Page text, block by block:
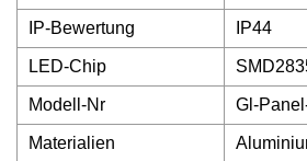
IP-Bewertung IP44
LED-Chip
Modell-Nr Gl-
Materialien